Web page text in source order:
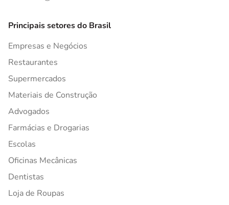
Principais setores do Brasil
Empresas e Negócios
Restaurantes
Supermercados
Materiais de Construção
Advogados
Farmácias e Drogarias
Escolas
Oficinas Mecânicas
Dentistas
Loja de Roupas